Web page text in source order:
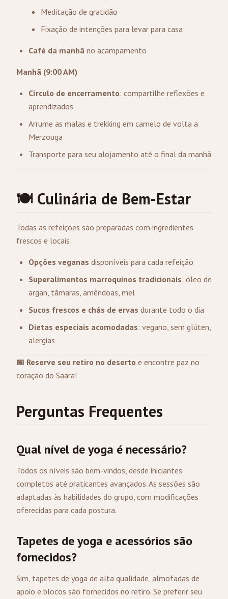
Meditação de gratidão
Fixação de intenções para levar para casa
Café da manhã no acampamento
Manhã (9:00 AM)
Círculo de encerramento: compartilhe reflexões e
aprendizados
Arrume as malas e trekking em camelo de volta a
Merzouga
Transporte para seu alojamento até o final da manhã
🍽️ Culinária de Bem-Estar
Todas as refeições são preparadas com ingredientes
frescos e locais:
Opções veganas disponíveis para cada refeição
Superalimentos marroquinos tradicionais: óleo de
argan, tâmaras, amêndoas, mel
Sucos frescos e chás de ervas durante todo o dia
Dietas especiais acomodadas: vegano, sem glúten,
alergias
📅 Reserve seu retiro no deserto e encontre paz no
coração do Saara!
Perguntas Frequentes
Qual nível de yoga é necessário?
Todos os níveis são bem-vindos, desde iniciantes
completos até praticantes avançados. As sessões são
adaptadas às habilidades do grupo, com modificações
oferecidas para cada postura.
Tapetes de yoga e acessórios são
fornecidos?
Sim, tapetes de yoga de alta qualidade, almofadas de
apoio e blocos são fornecidos no retiro. Se preferir seu